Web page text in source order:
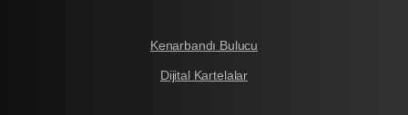
Kenarbandı Bulucu
Dijital Kartelalar